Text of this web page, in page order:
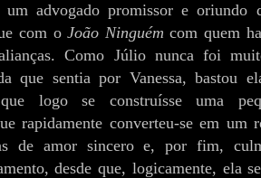
um advogado promissor e oriundo
com oJoão Ninguém com quem
Como Júlio nunca foi
que sentia por Vanessa, bastou
logo se construísse uma
rapidamente converteu-se em um
de amor sincero e, por fim,
desde que, logicamente, ela